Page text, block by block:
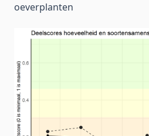
oeverplanten